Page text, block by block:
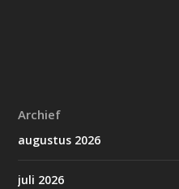
Archief
augustus 2026
juli 2026